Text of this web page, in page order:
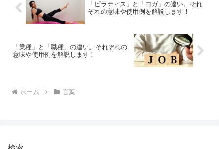
「ピラティス」と「ヨガ」の違い。それ
ぞれの意味や使用例を解説します！
「業種」と「職種」の違い。それぞれの
意味や使用例を解説します！
ホーム 言葉